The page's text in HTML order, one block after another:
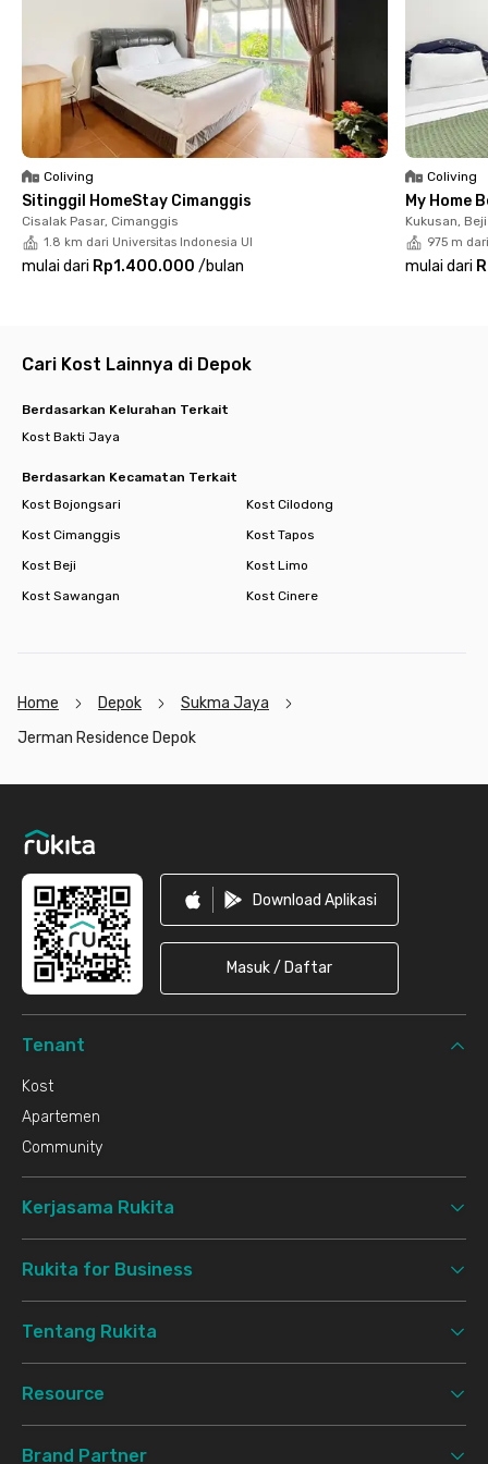
kamar berfurnitur lengkap, WiFi, AC, kamar mandi dalam dengan
shower, hingga fasilitas bersamanya yang terdiri atas kamar
mandi tamu, dapur, sink, alat masak dan makan, area jemur,
hingga area parkir motor dan CCTV. Tersedia pula layanan
housekeeping yang memungkinkan kamu beristirahat dengan
optimal.
Sudah siap pindah ke kost putri Depok ini? Booking sekarang,
yuk, sebelum kehabisan kamar.
Coliving
Sitinggil HomeStay Cimanggis
Cisalak Pasar, Cimanggis
1.8 km dari Universitas Indonesia UI
mulai dari Rp1.400.000 /bulan
Coliving
My Home
Kukusan, Beji
975 m
mulai dari
Cari Kost Lainnya di Depok
Berdasarkan Kelurahan Terkait
Kost Bakti Jaya
Berdasarkan Kecamatan Terkait
Kost Bojongsari
Kost Cilodong
Kost Cimanggis
Kost Tapos
Kost Beji
Kost Limo
Kost Sawangan
Kost Cinere
Home Depok
Sukma Jaya
Jerman Residence Depok
Download Aplikasi
Masuk / Daftar
Tenant
Kost
Apartemen
Community
Kerjasama Rukita
Rukita for Business
Tentang Rukita
Resource
Brand Partner